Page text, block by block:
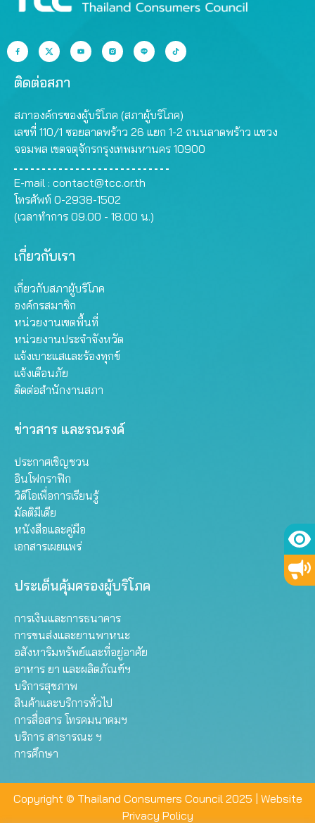
ติดต่อสภา
สภาองค์กรของผู้บริโภค (สภาผู้บริโภค)
เลขที่ 110/1 ซอยลาดพร้าว 26 แยก 1-2 ถนนลาดพร้าว แขวง
จอมพล เขตจตุจักรกรุงเทพมหานคร 10900
E-mail : contact@tcc.or.th
โทรศัพท์ 0-2938-1502
(เวลาทำการ 09.00 - 18.00 น.)
เกี่ยวกับเรา
เกี่ยวกับสภาผู้บริโภค
องค์กรสมาชิก
หน่วยงานเขตพื้นที่
หน่วยงานประจำจังหวัด
แจ้งเบาะแสและร้องทุกข์
แจ้งเตือนภัย
ติดต่อสำนักงานสภา
ข่าวสาร และรณรงค์
ประกาศเชิญชวน
อินโฟกราฟิก
วิดีโอเพื่อการเรียนรู้
มัลติมีเดีย
หนังสือและคู่มือ
เอกสารเผยแพร่
ประเด็นคุ้มครองผู้บริโภค
การเงินและการธนาคาร
การขนส่งและยานพาหนะ
อสังหาริมทรัพย์และที่อยู่อาศัย
อาหาร ยา และผลิตภัณฑ์ฯ
บริการสุขภาพ
สินค้าและบริการทั่วไป
การสื่อสาร โทรคมนาคมฯ
บริการ สาธารณะ ฯ
การศึกษา
Copyright © Thailand Consumers Council 2025 | Website
Privacy Policy